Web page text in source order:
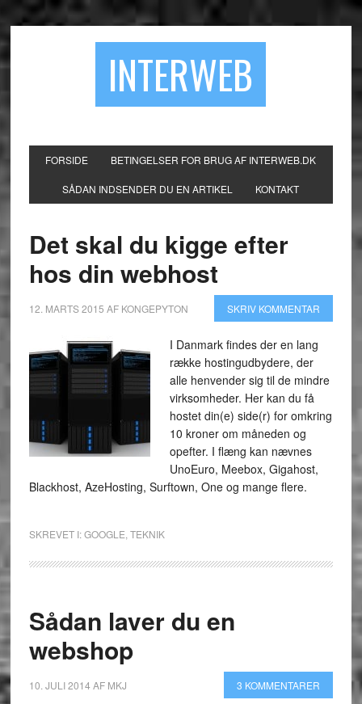
INTERWEB
FORSIDE BETINGELSER FOR BRUG AF INTERWEB.DK
SÅDAN INDSENDER DU EN ARTIKEL KONTAKT
Det skal du kigge efter
hos din webhost
12. MARTS 2015 AF KONGEPYTON SKRIV KOMMENTAR
I Danmark findes der en lang
række hostingudbydere, der
alle henvender sig til de mindre
virksomheder. Her kan du få
hostet din(e) side(r) for omkring
10 kroner om måneden og
opefter. I flæng kan nævnes
UnoEuro, Meebox, Gigahost,
Blackhost, AzeHosting, Surftown, One og mange flere.
SKREVET I:GOOGLE TEKNIK
Sådan laver du en
webshop
10. JULI 2014 AF MKJ 3 KOMMENTARER